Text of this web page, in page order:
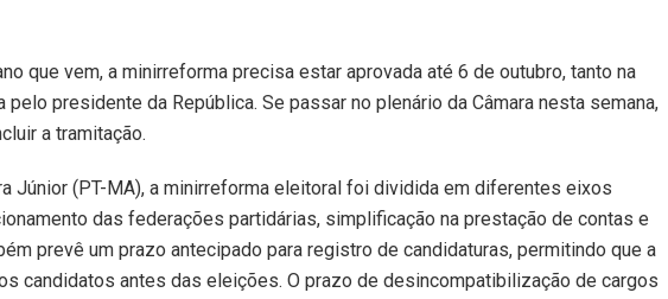
que vem, a minirreforma precisa estar aprovada até 6 de outubro, tanto na
pelo presidente da República. Se passar no plenário da Câmara nesta semana,
a tramitação.
Júnior (PT-MA), a minirreforma eleitoral foi dividida em diferentes eixos
das federações partidárias, simplificação na prestação de contas e
prevê um prazo antecipado para registro de candidaturas, permitindo que a
candidatos antes das eleições. O prazo de desincompatibilização de cargos